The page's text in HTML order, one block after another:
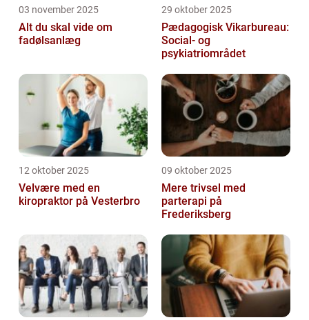
03 november 2025
Alt du skal vide om
fadølsanlæg
29 oktober 2025
Pædagogisk Vikarbureau:
Social- og
psykiatriområdet
12 oktober 2025
Velvære med en
kiropraktor på Vesterbro
09 oktober 2025
Mere trivsel med
parterapi på
Frederiksberg